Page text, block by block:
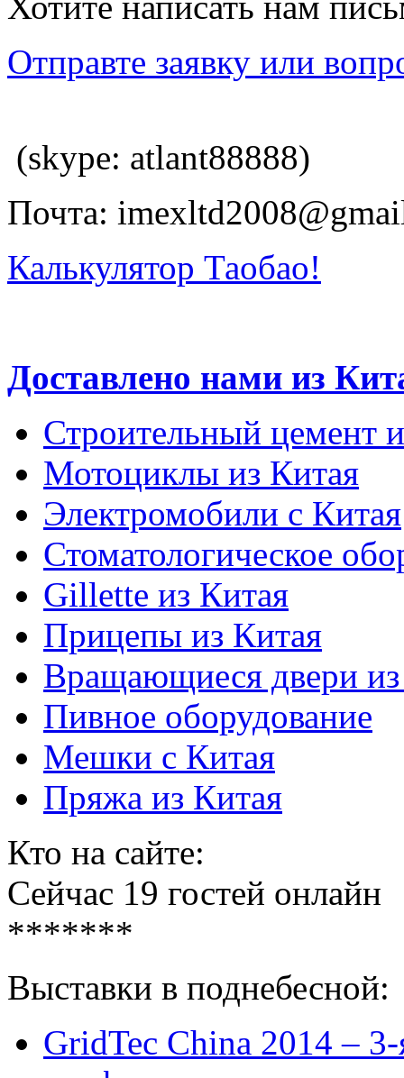
Отправте заявку или
(skype: atlant88888)
Почта:
Калькулятор Таобао!
Доставлено нами из
Строительный цемент
Мотоциклы из Китая
Электромобили с Китая
Стоматологическое
Gillette из Китая
Прицепы из Китая
Вращающиеся двери
Пивное оборудование
Мешки с Китая
Пряжа из Китая
Кто на сайте:
Сейчас 19 гостей онлайн
*******
Выставки в поднебесной:
GridTec China 2014 –